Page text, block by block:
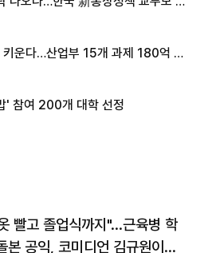
키운다…산업부 15개 과제 180억 지
' 참여 200개 대학 선정
빨고 졸업식까지"…근육병 학
본 공익, 코미디언 김규원이었